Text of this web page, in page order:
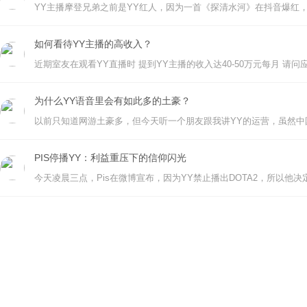
如何看待YY主播的高收入？
为什么YY语音里会有如此多的土豪？
PIS停播YY：利益重压下的信仰闪光